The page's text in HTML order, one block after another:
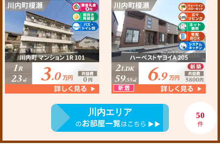
川内エリア 50
件